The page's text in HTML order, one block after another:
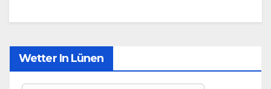
Wetter In Lünen